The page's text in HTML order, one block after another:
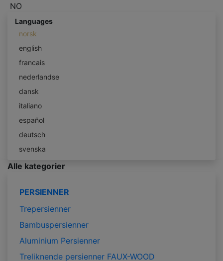
NO
Languages
norsk
english
francais
nederlandse
dansk
italiano
español
deutsch
svenska
Alle kategorier
PERSIENNER
Trepersienner
Bambuspersienner
Aluminium Persienner
Treliknende persienner FAUX-WOOD